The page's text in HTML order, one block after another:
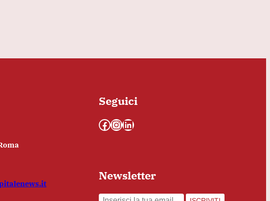
Seguici
Facebook InstagramLinkedIn
Newsletter